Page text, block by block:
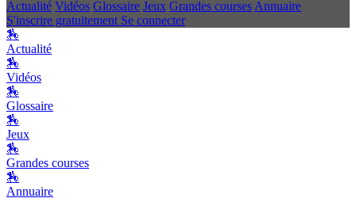
Actualité Vidéos Glossaire Jeux Grandes courses Annuaire
S'inscrire gratuitement Se connecter
🏇
Actualité
🏇
Vidéos
🏇
Glossaire
🏇
Jeux
🏇
Grandes courses
🏇
Annuaire